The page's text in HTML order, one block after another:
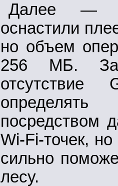
Далее —
оснастили
но объем
256 МБ.
отсутствие
посредством
Wi-Fi-точек,
сильно
лесу.